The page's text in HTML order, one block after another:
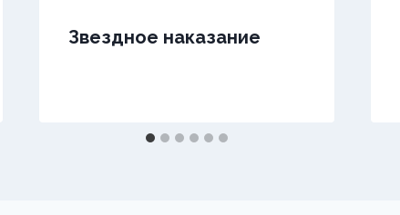
Звездное наказание